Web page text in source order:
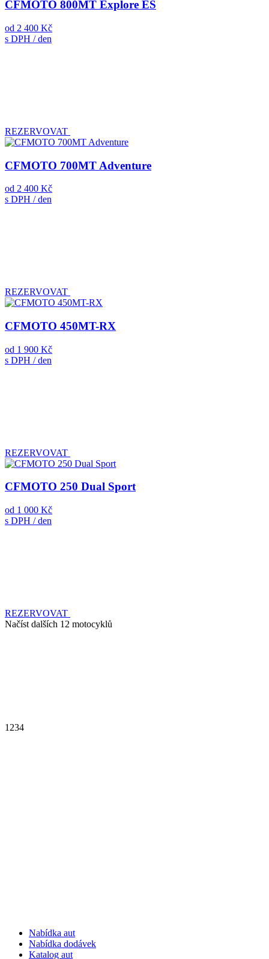
CFMOTO 800MT Explore ES
od 2 400 Kč
s DPH / den
REZERVOVAT
CFMOTO 700MT Adventure
od 2 400 Kč
s DPH / den
REZERVOVAT
CFMOTO 450MT-RX
od 1 900 Kč
s DPH / den
REZERVOVAT
CFMOTO 250 Dual Sport
od 1 000 Kč
s DPH / den
REZERVOVAT
Načíst dalších 12 motocyklů
1 234
Nabídka aut
Nabídka dodávek
Katalog aut